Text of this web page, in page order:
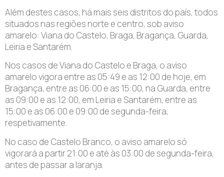
Além destes casos, há mais seis distritos do país, todos
situados nas regiões norte e centro, sob aviso
amarelo: Viana do Castelo, Braga, Bragança, Guarda,
Leiria e Santarém.
Nos casos de Viana do Castelo e Braga, o aviso
amarelo vigora entre as 05:49 e as 12:00 de hoje, em
Bragança, entre as 06:00 e as 15:00, na Guarda, entre
as 09:00 e as 12:00, em Leiria e Santarém, entre as
15:00 e as 06:00 e 09:00 de segunda-feira,
respetivamente.
No caso de Castelo Branco, o aviso amarelo só
vigorará a partir 21:00 e até às 03:00 de segunda-feira,
antes de passar a laranja.